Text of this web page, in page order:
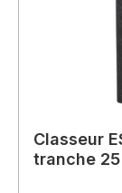
Classeur
tranche